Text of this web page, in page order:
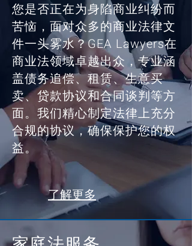
您是否正在为身陷商业纠纷而
苦恼，面对众多的商业法律文
件一头雾水？GEA Lawyers在
商业法领域卓越出众，专业涵
盖债务追偿、租赁、生意买
卖、贷款协议和合同谈判等方
面。我们精心制定法律上充分
合规的协议，确保保护您的权
益。
了解更多